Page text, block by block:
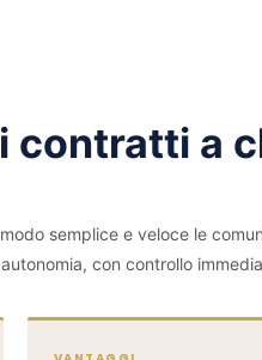
contratti a
semplice e veloce le
con controllo